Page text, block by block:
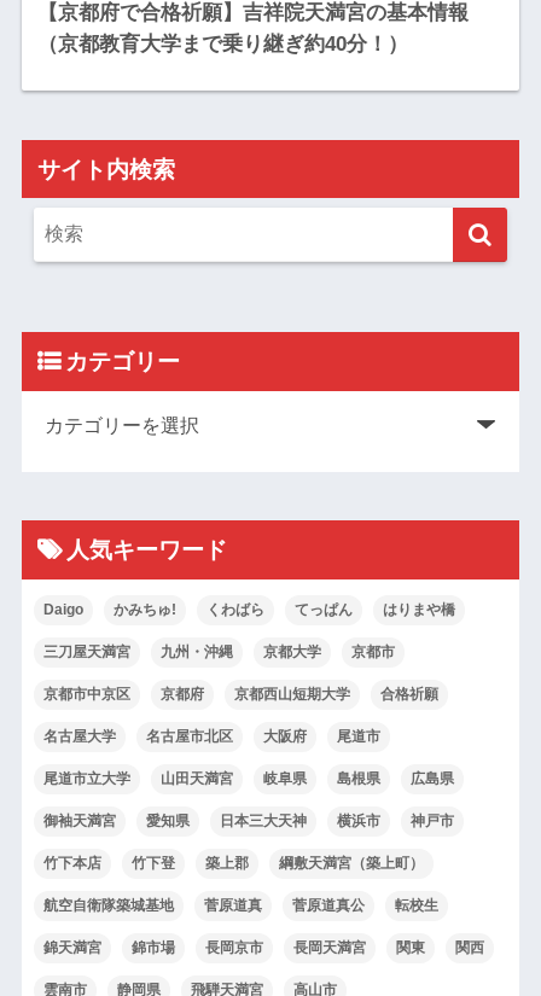
【京都府で合格祈願】吉祥院天満宮の基本情報
（京都教育大学まで乗り継ぎ約40分！）
サイト内検索
カテゴリー
人気キーワード
Daigo かみちゅ! くわばら てっぱん はりまや橋
三刀屋天満宮 九州・沖縄 京都大学 京都市
京都市中京区 京都府 京都西山短期大学 合格祈願
名古屋大学 名古屋市北区 大阪府 尾道市
尾道市立大学 山田天満宮 岐阜県 島根県 広島県
御袖天満宮 愛知県 日本三大天神 横浜市 神戸市
竹下本店 竹下登 築上郡 綱敷天満宮（築上町）
航空自衛隊築城基地 菅原道真 菅原道真公 転校生
錦天満宮 錦市場 長岡京市 長岡天満宮 関東 関西
雲南市 静岡県 飛騨天満宮 高山市